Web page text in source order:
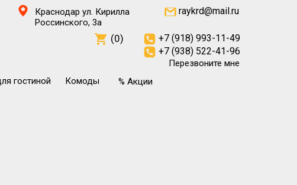
Краснодар ул. Кирилла
Россинского, 3а
raykrd@mail.ru
Перезвоните мне
гостиной Комоды % Акции
(0)
+7 (918) 993-11-49
+7 (938) 522-41-96